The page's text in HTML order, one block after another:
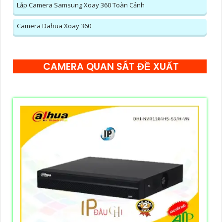
Lắp Camera Samsung Xoay 360 Toàn Cảnh
Camera Dahua Xoay 360
CAMERA QUAN SÁT ĐỀ XUẤT